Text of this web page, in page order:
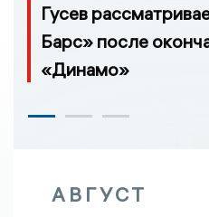
Гусев
Барс» после
«Динамо»
АВГУСТ